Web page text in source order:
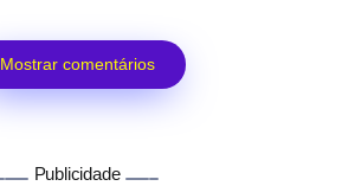
Mostrar comentários
Publicidade